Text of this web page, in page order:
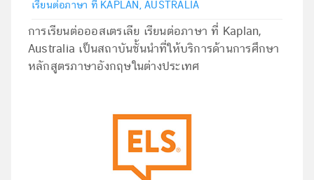
เรียนต่อภาษา ที่ KAPLAN, AUSTRALIA
การเรียนต่อออสเตรเลีย เรียนต่อภาษา ที่ Kaplan,
Australia เป็นสถาบันชั้นนำที่ให้บริการด้านการศึกษา
หลักสูตรภาษาอังกฤษในต่างประเทศ